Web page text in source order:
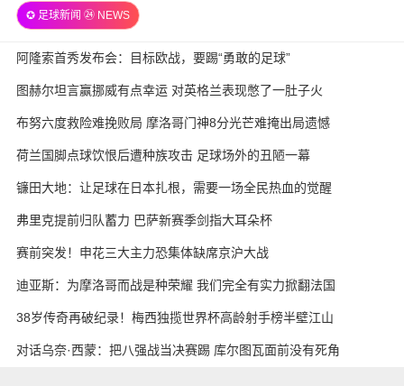
✪ 足球新闻 ㉔ NEWS
阿隆索首秀发布会：目标欧战，要踢“勇敢的足球”
图赫尔坦言赢挪威有点幸运 对英格兰表现憋了一肚子火
布努六度救险难挽败局 摩洛哥门神8分光芒难掩出局遗憾
荷兰国脚点球饮恨后遭种族攻击 足球场外的丑陋一幕
镰田大地：让足球在日本扎根，需要一场全民热血的觉醒
弗里克提前归队蓄力 巴萨新赛季剑指大耳朵杯
赛前突发！申花三大主力恐集体缺席京沪大战
迪亚斯：为摩洛哥而战是种荣耀 我们完全有实力掀翻法国
38岁传奇再破纪录！梅西独揽世界杯高龄射手榜半壁江山
对话乌奈·西蒙：把八强战当决赛踢 库尔图瓦面前没有死角